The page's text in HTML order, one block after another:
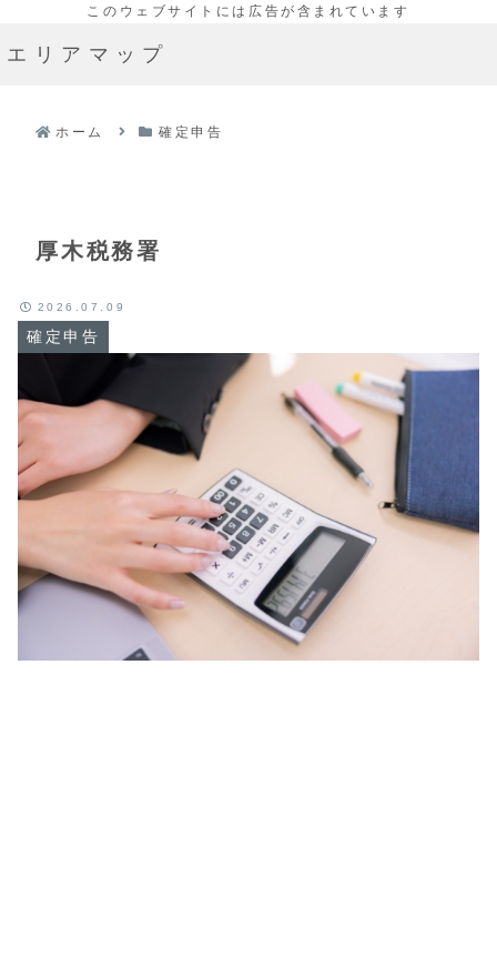
エリアマップ
ホーム 確定申告
厚木税務署
確定申告
2026.07.09